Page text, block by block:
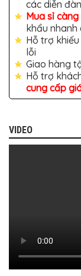
TÔ
ISUZU
BỌC
GHẾ
DA
Ô
TÔ
CAO
CẤP
KHÁC
các diễn
Mua sỉ
khẩu nhanh
Hỗ trợ
lỗi
Giao hàng
Hỗ trợ
cung cấp
VIDEO